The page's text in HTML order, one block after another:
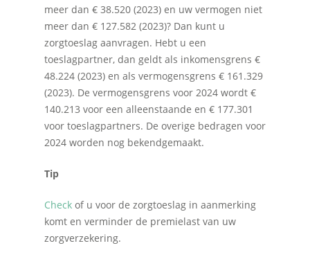
meer dan € 38.520 (2023) en uw vermogen niet
meer dan € 127.582 (2023)? Dan kunt u
zorgtoeslag aanvragen. Hebt u een
toeslagpartner, dan geldt als inkomensgrens €
48.224 (2023) en als vermogensgrens € 161.329
(2023). De vermogensgrens voor 2024 wordt €
140.213 voor een alleenstaande en € 177.301
voor toeslagpartners. De overige bedragen voor
2024 worden nog bekendgemaakt.
Tip
Check of u voor de zorgtoeslag in aanmerking
komt en verminder de premielast van uw
zorgverzekering.